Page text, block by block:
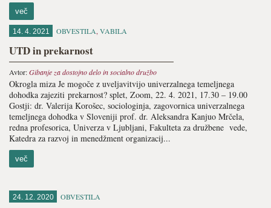
več
14. 4. 2021 OBVESTILA, VABILA
UTD in prekarnost
Avtor:Gibanje za dostojno delo in socialno družbo
Okrogla miza Je mogoče z uveljavitvijo univerzalnega temeljnega
dohodka zajeziti prekarnost? splet, Zoom, 22. 4. 2021, 17.30 – 19.00
Gostji: dr. Valerija Korošec, sociologinja, zagovornica univerzalnega
temeljnega dohodka v Sloveniji prof. dr. Aleksandra Kanjuo Mrčela,
redna profesorica, Univerza v Ljubljani, Fakulteta za družbene vede,
Katedra za razvoj in menedžment organizacij...
več
24. 12. 2020 OBVESTILA